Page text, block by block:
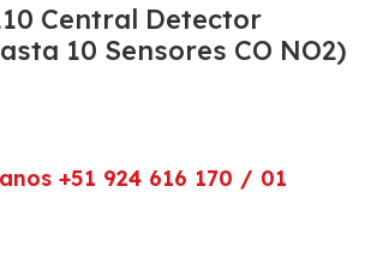
Central Detector
10 Sensores CO NO2)
+51 924 616 170 / 01